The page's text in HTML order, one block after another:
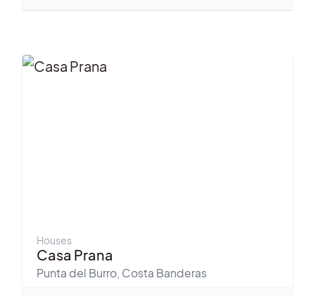
Houses
Casa Prana
Punta del Burro, Costa Banderas